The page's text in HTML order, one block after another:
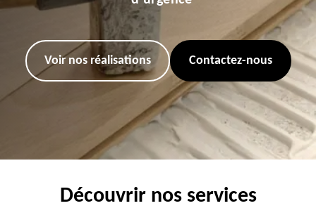
Voir nos réalisations Contactez-nous
Découvrir nos services